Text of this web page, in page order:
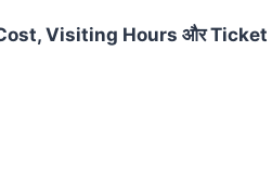
Visiting Hours और Ticket